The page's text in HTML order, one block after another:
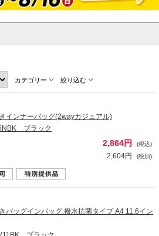
カテゴリー 絞り込む
インナーバッグ(2wayカジュアル)
ブラック
2,864円 (税込)
2,604円 (税別)
バッグインバッグ 撥水抗菌タイプ A4 11.6イン